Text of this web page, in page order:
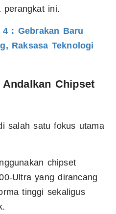
perangkat ini.
4 : Gebrakan Baru
Raksasa Teknologi
Chipset
salah satu fokus utama
chipset
Ultra yang dirancang
tinggi sekaligus